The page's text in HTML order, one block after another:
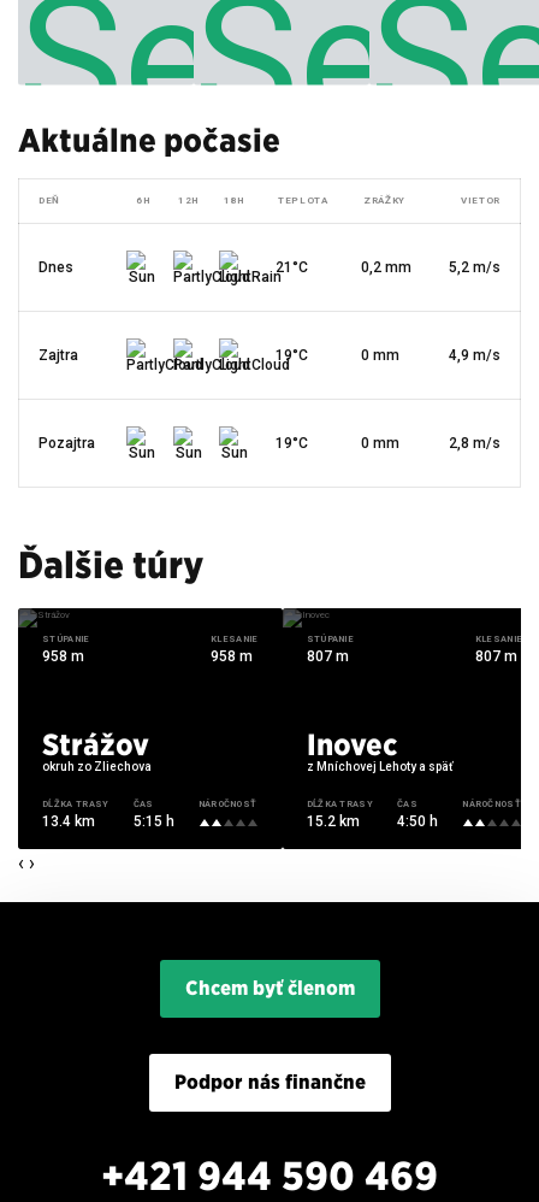
Aktuálne počasie
DEŇ 6H 12H 18H TEPLOTA ZRÁŽKY VIETOR
Dnes 21°C 0,2 mm 5,2 m/s
Zajtra 19°C 0 mm 4,9 m/s
Pozajtra 19°C 0 mm 2,8 m/s
Ďalšie túry
STÚPANIE
958 m
KLESANIE
958 m
Strážov
okruh zo Zliechova
DĹŽKA TRASY
13.4 km
ČAS
5:15 h
NÁROČNOSŤ
STÚPANIE
807 m
KLESANIE
807 m
Inovec
z Mníchovej Lehoty a späť
DĹŽKA TRASY
15.2 km
ČAS
4:50 h
NÁROČNOSŤ
‹ ›
Chcem byť členom
Podpor nás finančne
+421 944 590 469